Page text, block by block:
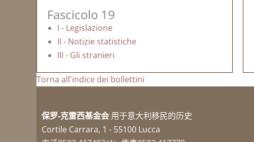
Fascicolo 19
I - Legislazione
II - Notizie statistiche
III - Gli stranieri
Torna all'indice dei bollettini
保罗-克雷西基金会 用于意大利移民的历史
Cortile Carrara, 1 - 55100 Lucca